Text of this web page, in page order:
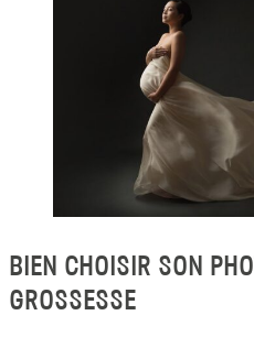
BIEN CHOISIR SON
GROSSESSE